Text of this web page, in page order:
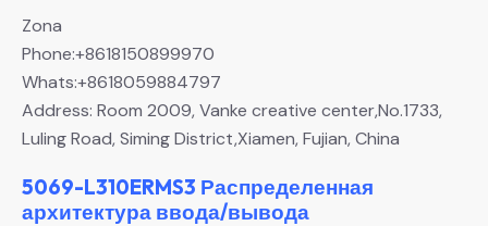
Zona
Phone:+8618150899970
Whats:+8618059884797
Address: Room 2009, Vanke creative center,No.1733,
Luling Road, Siming District,Xiamen, Fujian, China
5069-L310ERMS3 Распределенная
архитектура ввода/вывода